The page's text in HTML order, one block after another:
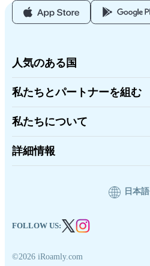
人気のある国
アメリカ合衆国
イギリス
トルコ
フランス
タイ
日本
インド
私たちとパートナーを組む
卸売プラットフォーム
紹介して稼ぐ
アフィリエイトプログラム
API ドキュメント
私たちについて
iRoamlyについて
お問い合わせ
詳細情報
サポートセンター
eSIMの基礎知識
©2026 iRoamly.com
日本語
FOLLOW US: